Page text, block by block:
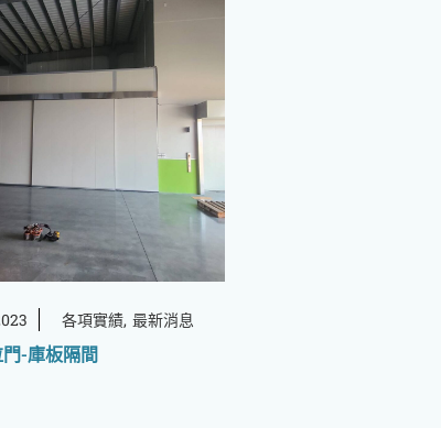
各項實績 最新消息
-庫板隔間